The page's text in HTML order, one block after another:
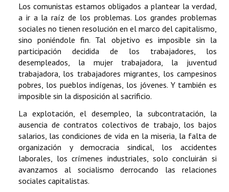
Los comunistas estamos obligados a plantear la verdad,
a ir a la raíz de los problemas. Los grandes problemas
sociales no tienen resolución en el marco del capitalismo,
sino poniéndole fin. Tal objetivo es imposible sin la
participación decidida de los trabajadores, los
desempleados, la mujer trabajadora, la juventud
trabajadora, los trabajadores migrantes, los campesinos
pobres, los pueblos indígenas, los jóvenes. Y también es
imposible sin la disposición al sacrificio.
La explotación, el desempleo, la subcontratación, la
ausencia de contratos colectivos de trabajo, los bajos
salarios, las condiciones de vida en la miseria, la falta de
organización y democracia sindical, los accidentes
laborales, los crímenes industriales, solo concluirán si
avanzamos al socialismo derrocando las relaciones
sociales capitalistas.